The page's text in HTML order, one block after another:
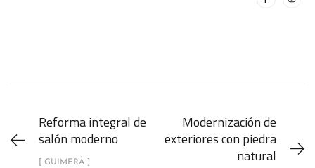
Reforma integral de
salón moderno
[ GUIMERÀ ]
Modernización de
exteriores con piedra
natural